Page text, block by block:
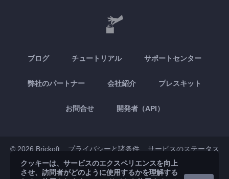
ブログ チュートリアル サポートセンター
弊社のパートナー 会社紹介 プレスキット
お問合せ 開発者（API）
© 2026 Brickoft プライバシーと諸条件 サービスのステータス
App Store Google Play
クッキーは、サービスのエクスペリエンスを向上
させ、訪問者がどのように使用するかを理解する